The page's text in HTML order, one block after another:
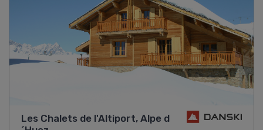
Les Chalets de l'Altiport, Alpe d